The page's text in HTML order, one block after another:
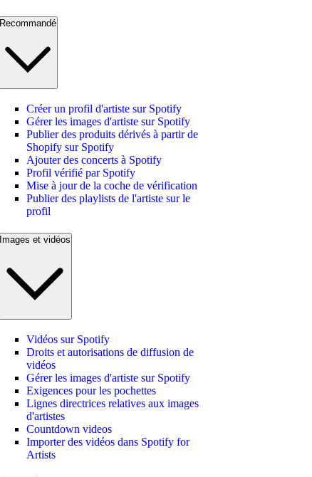
Recommandé
Créer un profil d'artiste sur Spotify
Gérer les images d'artiste sur Spotify
Publier des produits dérivés à partir de
Shopify sur Spotify
Ajouter des concerts à Spotify
Profil vérifié par Spotify
Mise à jour de la coche de vérification
Publier des playlists de l'artiste sur le
profil
Images et vidéos
Vidéos sur Spotify
Droits et autorisations de diffusion de
vidéos
Gérer les images d'artiste sur Spotify
Exigences pour les pochettes
Lignes directrices relatives aux images
d'artistes
Countdown videos
Importer des vidéos dans Spotify for
Artists